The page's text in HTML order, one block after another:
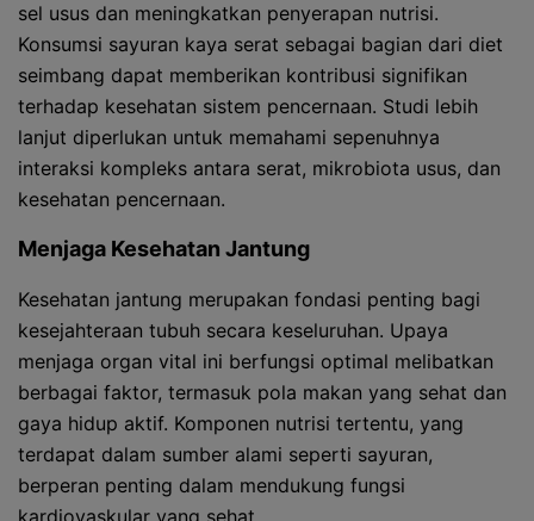
sel usus dan meningkatkan penyerapan nutrisi.
Konsumsi sayuran kaya serat sebagai bagian dari diet
seimbang dapat memberikan kontribusi signifikan
terhadap kesehatan sistem pencernaan. Studi lebih
lanjut diperlukan untuk memahami sepenuhnya
interaksi kompleks antara serat, mikrobiota usus, dan
kesehatan pencernaan.
Menjaga Kesehatan Jantung
Kesehatan jantung merupakan fondasi penting bagi
kesejahteraan tubuh secara keseluruhan. Upaya
menjaga organ vital ini berfungsi optimal melibatkan
berbagai faktor, termasuk pola makan yang sehat dan
gaya hidup aktif. Komponen nutrisi tertentu, yang
terdapat dalam sumber alami seperti sayuran,
berperan penting dalam mendukung fungsi
kardiovaskular yang sehat.